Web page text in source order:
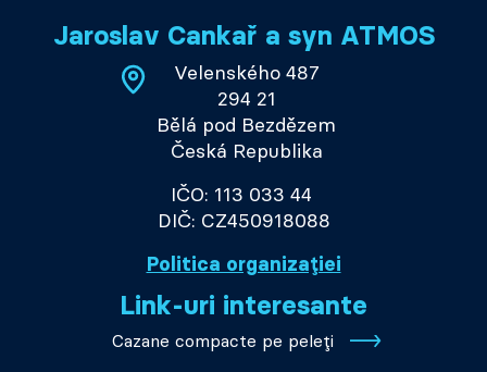
Jaroslav Cankař a syn ATMOS
Velenského 487
294 21
Bělá pod Bezdězem
Česká Republika
IČO: 113 033 44
DIČ: CZ450918088
Politica organizației
Link-uri interesante
Cazane compacte pe peleți